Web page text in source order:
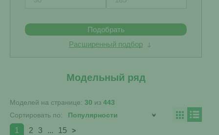
Подобрать
Расширенный подбор
Модельный ряд
Моделей на странице: 30 из 443
Сортировать по:
1 2 3 ... 15 >